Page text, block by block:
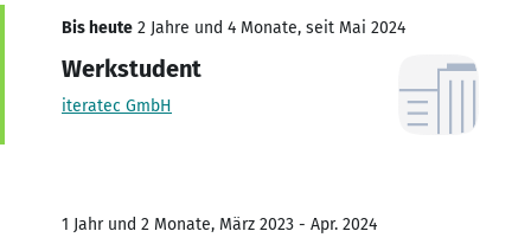
Bis heute 2 Jahre und 4 Monate, seit Mai 2024
Werkstudent
iteratec GmbH
1 Jahr und 2 Monate, März 2023 - Apr. 2024